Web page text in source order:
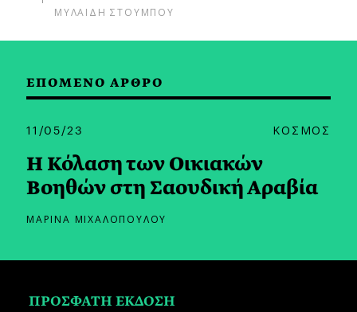
ΜΥΛΑΙΔΗ ΣΤΟΥΜΠΟΥ
ΕΠΟΜΕΝΟ ΑΡΘΡΟ
11/05/23 ΚΟΣΜΟΣ
Η Κόλαση των Οικιακών
Βοηθών στη Σαουδική Αραβία
ΜΑΡΙΝΑ ΜΙΧΑΛΟΠΟΥΛΟΥ
ΠΡΟΣΦΑΤΗ ΕΚΔΟΣΗ